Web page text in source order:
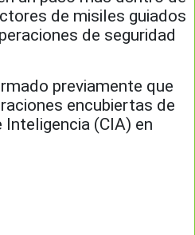
de misiles guiados
de seguridad
previamente que
encubiertas de
(CIA) en